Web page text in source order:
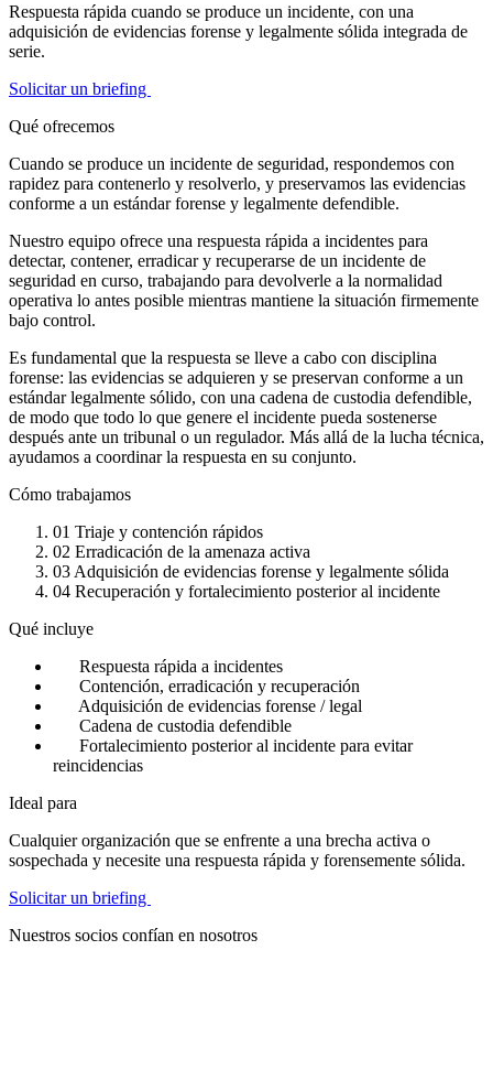
Respuesta rápida cuando se produce un incidente, con una
adquisición de evidencias forense y legalmente sólida integrada de
serie.
Solicitar un briefing
Qué ofrecemos
Cuando se produce un incidente de seguridad, respondemos con
rapidez para contenerlo y resolverlo, y preservamos las evidencias
conforme a un estándar forense y legalmente defendible.
Nuestro equipo ofrece una respuesta rápida a incidentes para
detectar, contener, erradicar y recuperarse de un incidente de
seguridad en curso, trabajando para devolverle a la normalidad
operativa lo antes posible mientras mantiene la situación firmemente
bajo control.
Es fundamental que la respuesta se lleve a cabo con disciplina
forense: las evidencias se adquieren y se preservan conforme a un
estándar legalmente sólido, con una cadena de custodia defendible,
de modo que todo lo que genere el incidente pueda sostenerse
después ante un tribunal o un regulador. Más allá de la lucha técnica,
ayudamos a coordinar la respuesta en su conjunto.
Cómo trabajamos
01 Triaje y contención rápidos
02 Erradicación de la amenaza activa
03 Adquisición de evidencias forense y legalmente sólida
04 Recuperación y fortalecimiento posterior al incidente
Qué incluye
Respuesta rápida a incidentes
Contención, erradicación y recuperación
Adquisición de evidencias forense / legal
Cadena de custodia defendible
Fortalecimiento posterior al incidente para evitar
reincidencias
Ideal para
Cualquier organización que se enfrente a una brecha activa o
sospechada y necesite una respuesta rápida y forensemente sólida.
Solicitar un briefing
Nuestros socios confían en nosotros